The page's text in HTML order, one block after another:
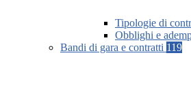
Tipologie di
Obblighi e
Bandi di gara e contratti 119